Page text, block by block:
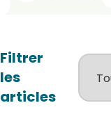
Filtrer
les
articles